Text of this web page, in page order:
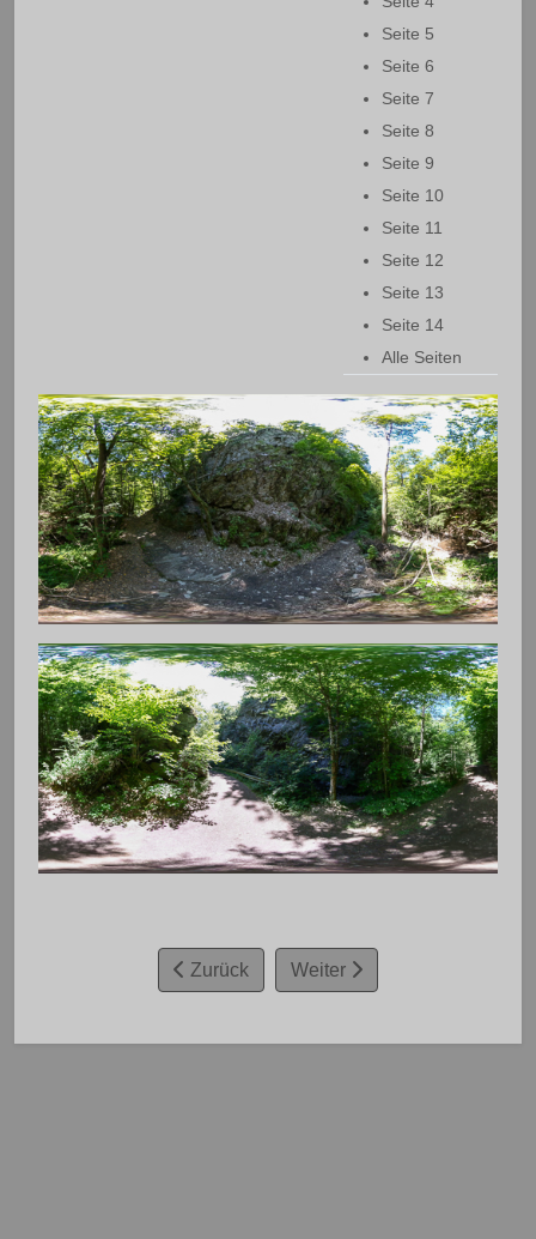
Seite 5
Seite 6
Seite 7
Seite 8
Seite 9
Seite 10
Seite 11
Seite 12
Seite 13
Seite 14
Alle Seiten
Zurück Weiter